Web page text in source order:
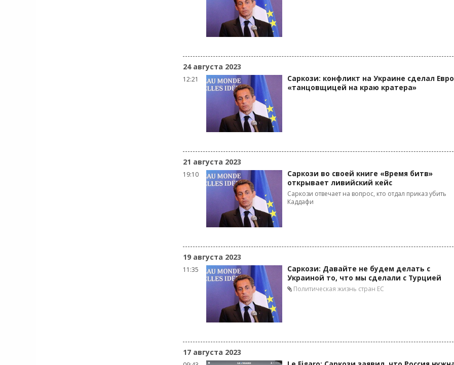
24 августа 2023
12:21
Саркози: конфликт на Украине сделал
«танцовщицей на краю кратера»
21 августа 2023
19:10
Саркози во своей книге «Время битв»
открывает ливийский кейс
Саркози отвечает на вопрос, кто отдал приказ убить
Каддафи
19 августа 2023
11:35
Саркози: Давайте не будем делать с
Украиной то, что мы сделали с Турцией
Политическая жизнь стран ЕС
17 августа 2023